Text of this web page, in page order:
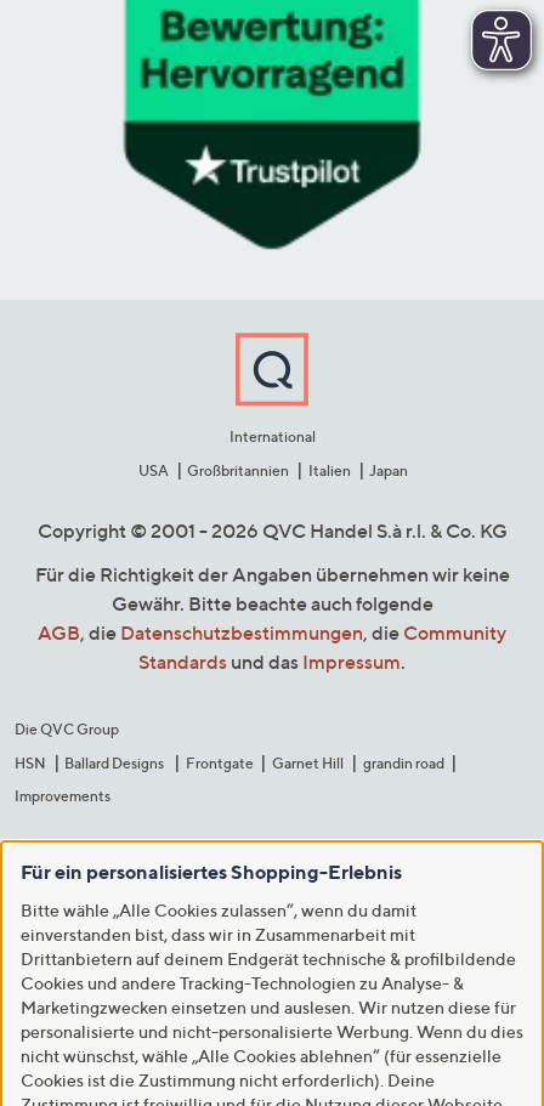
International
USA
Großbritannien Italien Japan
Copyright © 2001 - 2026 QVC Handel S.à r.l. & Co. KG
Für die Richtigkeit der Angaben übernehmen wir keine
Gewähr. Bitte beachte auch folgende
AGB, die Datenschutzbestimmungen, die Community
Standards und das Impressum.
Die QVC Group
HSN
Ballard Designs Frontgate Garnet Hill
grandin road
Improvements
Für ein personalisiertes Shopping-Erlebnis
Bitte wähle „Alle Cookies zulassen“, wenn du damit
einverstanden bist, dass wir in Zusammenarbeit mit
Drittanbietern auf deinem Endgerät technische & profilbildende
Cookies und andere Tracking-Technologien zu Analyse- &
Marketingzwecken einsetzen und auslesen. Wir nutzen diese für
personalisierte und nicht-personalisierte Werbung. Wenn du dies
nicht wünschst, wähle „Alle Cookies ablehnen“ (für essenzielle
Cookies ist die Zustimmung nicht erforderlich). Deine